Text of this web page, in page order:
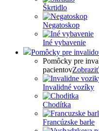
Škrtidlo
Negatoskop
Iné vybavenie
Pomôcky pre
Pomôcky pre
pacientov
Invalidné vozíky
Chodítka
Francúzske barle